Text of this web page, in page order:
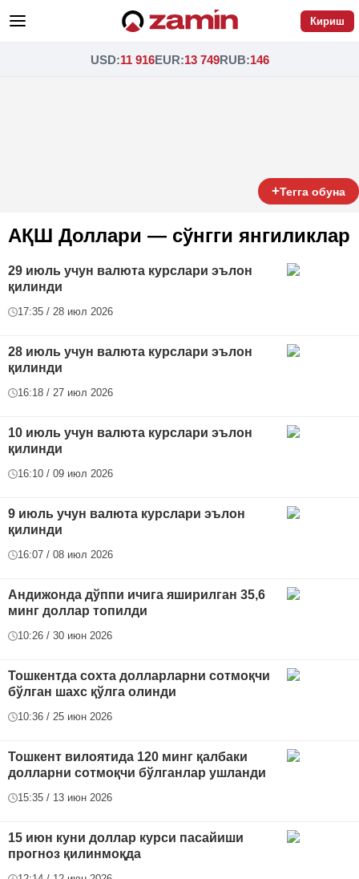
Кириш
USD:11 916EUR:13 749RUB:146
+Тегга обуна
АҚШ Доллари — сўнгги янгиликлар
29 июль учун валюта курслари эълон
қилинди
17:35 / 28 июл 2026
28 июль учун валюта курслари эълон
қилинди
16:18 / 27 июл 2026
10 июль учун валюта курслари эълон
қилинди
16:10 / 09 июл 2026
9 июль учун валюта курслари эълон
қилинди
16:07 / 08 июл 2026
Андижонда дўппи ичига яширилган 35,6
минг доллар топилди
10:26 / 30 июн 2026
Тошкентда сохта долларларни сотмоқчи
бўлган шахс қўлга олинди
10:36 / 25 июн 2026
Тошкент вилоятида 120 минг қалбаки
долларни сотмоқчи бўлганлар ушланди
15:35 / 13 июн 2026
15 июн куни доллар курси пасайиши
прогноз қилинмоқда